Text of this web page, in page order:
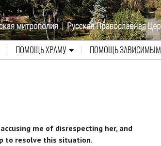
ПОМОЩЬ ХРАМУ ПОМОЩЬ ЗАВИСИМЫМ
me of disrespecting her, and
to resolve this situation.